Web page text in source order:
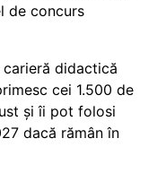
de concurs
carieră didactică
cei 1.500 de
și îi pot folosi
dacă rămân în